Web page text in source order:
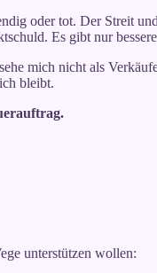
oder tot. Der Streit
Es gibt nur
mich nicht als
bleibt.
unterstützen wollen: